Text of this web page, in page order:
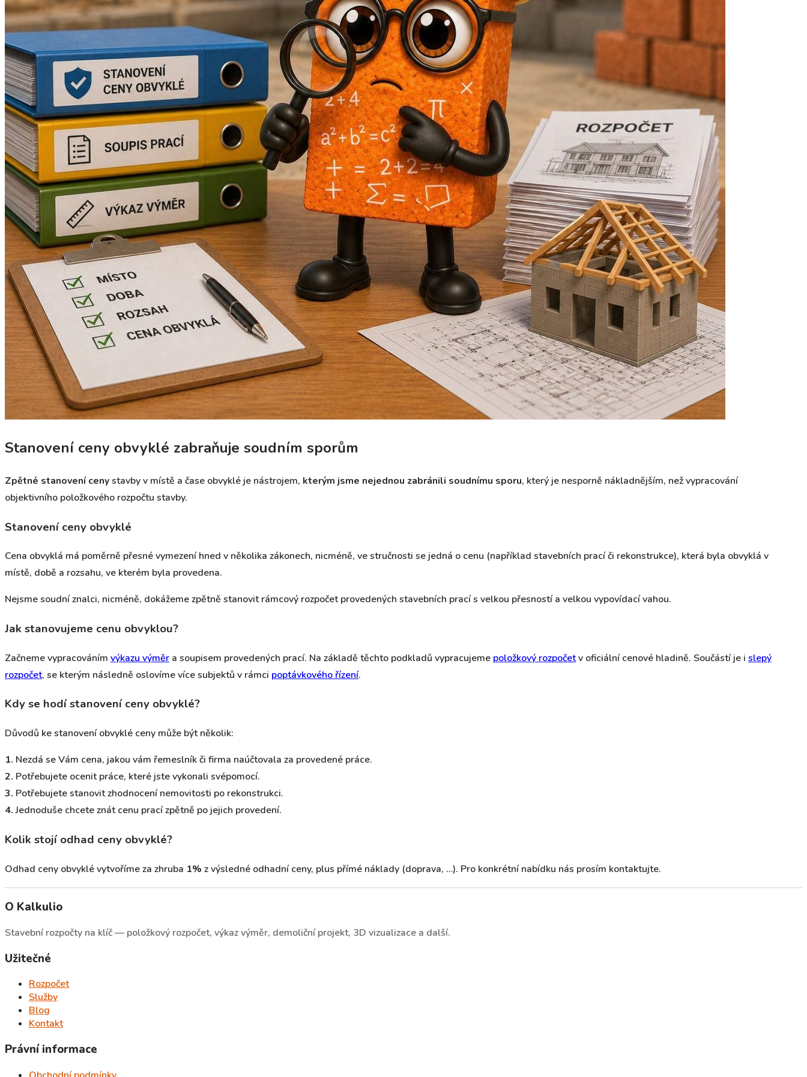
Stanovení ceny obvyklé zabraňuje soudním sporům
Zpětné stanovení cenystavby v místě a čase obvyklé je nástrojem, kterým jsme nejednou zabránili soudnímu sporu, který je nesporně nákladnějším, než vypracování
objektivního položkového rozpočtu stavby.
Stanovení ceny obvyklé
Cena obvyklá má poměrně přesné vymezení hned v několika zákonech, nicméně, ve stručnosti se jedná o cenu (například stavebních prací či rekonstrukce), která byla obvyklá v
místě, době a rozsahu, ve kterém byla provedena.
Nejsme soudní znalci, nicméně, dokážeme zpětně stanovit rámcový rozpočet provedených stavebních prací s velkou přesností a velkou vypovídací vahou.
Jak stanovujeme cenu obvyklou?
Začneme vypracováním výkazu výměr a soupisem provedených prací. Na základě těchto podkladů vypracujeme položkový rozpočetv oficiální cenové hladině. Součástí je i slepý
rozpočet, se kterým následně oslovíme více subjektů v rámci poptávkového řízení.
Kdy se hodí stanovení ceny obvyklé?
Důvodů ke stanovení obvyklé ceny může být několik:
1. Nezdá se Vám cena, jakou vám řemeslník či firma naúčtovala za provedené práce.
2. Potřebujete ocenit práce, které jste vykonali svépomocí.
3. Potřebujete stanovit zhodnocení nemovitosti po rekonstrukci.
4.Jednoduše chcete znát cenu prací zpětně po jejich provedení.
Kolik stojí odhad ceny obvyklé?
Odhad ceny obvyklé vytvoříme za zhruba 1% z výsledné odhadní ceny, plus přímé náklady (doprava, …). Pro konkrétní nabídku nás prosím kontaktujte.
O Kalkulio
Stavební rozpočty na klíč — položkový rozpočet, výkaz výměr, demoliční projekt, 3D vizualizace a další.
Užitečné
Rozpočet
Služby
Blog
Kontakt
Právní informace